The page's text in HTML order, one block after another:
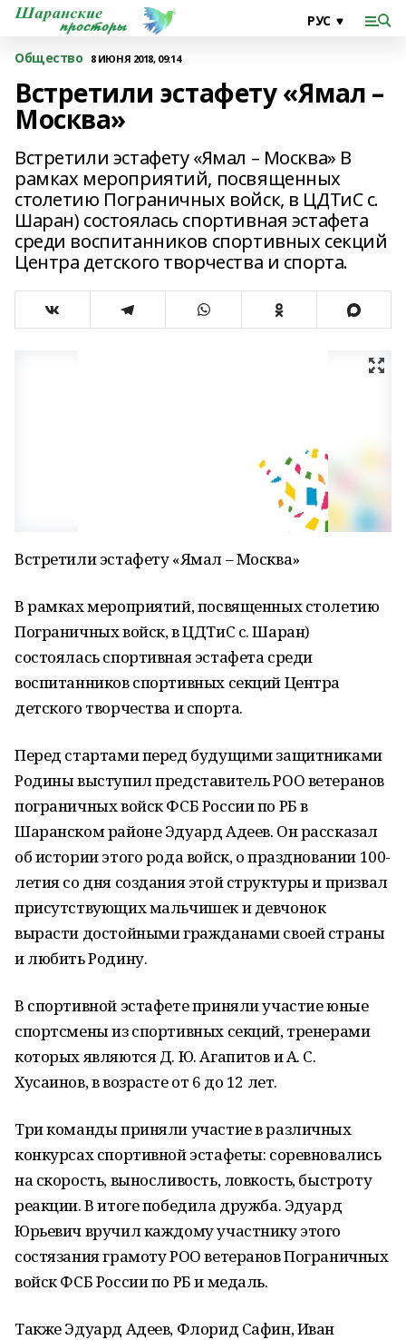
Общество 8 ИЮНЯ 2018, 09:14
Встретили эстафету «Ямал –
Москва»
Встретили эстафету «Ямал – Москва» В
рамках мероприятий, посвященных
столетию Пограничных войск, в ЦДТиС с.
Шаран) состоялась спортивная эстафета
среди воспитанников спортивных секций
Центра детского творчества и спорта.
Встретили эстафету «Ямал – Москва»
В рамках мероприятий, посвященных столетию
Пограничных войск, в ЦДТиС с. Шаран)
состоялась спортивная эстафета среди
воспитанников спортивных секций Центра
детского творчества и спорта.
Перед стартами перед будущими защитниками
Родины выступил представитель РОО ветеранов
пограничных войск ФСБ России по РБ в
Шаранском районе Эдуард Адеев. Он рассказал
об истории этого рода войск, о праздновании 100-
летия со дня создания этой структуры и призвал
присутствующих мальчишек и девчонок
вырасти достойными гражданами своей страны
и любить Родину.
В спортивной эстафете приняли участие юные
спортсмены из спортивных секций, тренерами
которых являются Д. Ю. Агапитов и А. С.
Хусаинов, в возрасте от 6 до 12 лет.
Три команды приняли участие в различных
конкурсах спортивной эстафеты: соревновались
на скорость, выносливость, ловкость, быстроту
реакции. В итоге победила дружба. Эдуард
Юрьевич вручил каждому участнику этого
состязания грамоту РОО ветеранов Пограничных
войск ФСБ России по РБ и медаль.
Также Эдуард Адеев, Флорид Сафин, Иван